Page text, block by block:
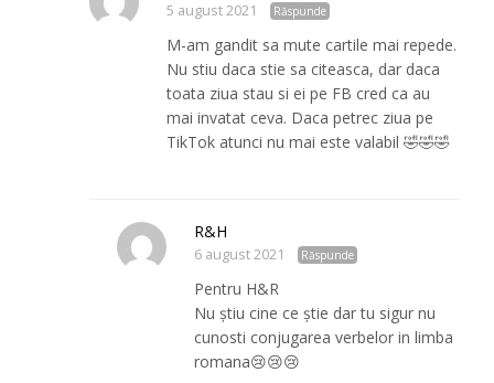
5 august 2021 Răspunde
M-am gandit sa mute cartile mai repede.
Nu stiu daca stie sa citeasca, dar daca
toata ziua stau si ei pe FB cred ca au
mai invatat ceva. Daca petrec ziua pe
TikTok atunci nu mai este valabil 🤣🤣🤣
R&H
6 august 2021 Răspunde
Pentru H&R
Nu știu cine ce știe dar tu sigur nu
cunosti conjugarea verbelor in limba
romana😢😢😢